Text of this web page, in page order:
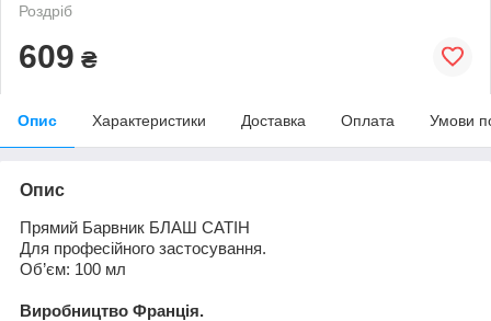
Роздріб
609 ₴
Опис Характеристики Доставка Оплата Умови
Опис
Прямий Барвник БЛАШ САТ Н
Для професійного застосування.
Об’єм: 100 мл
Виробництво Франція.